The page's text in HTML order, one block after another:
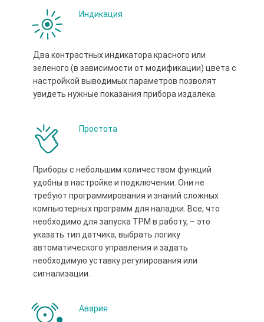
Индикация
Два контрастных индикатора красного или
зеленого (в зависимости от модификации) цвета с
настройкой выводимых параметров позволят
увидеть нужные показания прибора издалека.
Простота
Приборы с небольшим количеством функций
удобны в настройке и подключении. Они не
требуют программирования и знаний сложных
компьютерных программ для наладки. Все, что
необходимо для запуска ТРМ в работу, – это
указать тип датчика, выбрать логику
автоматического управления и задать
необходимую уставку регулирования или
сигнализации.
Авария